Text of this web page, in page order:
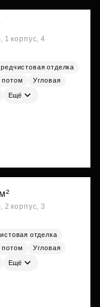
корпус, 4
отделка
потом
Угловая
Ещё
корпус, 3
отделка
потом
Угловая
Ещё